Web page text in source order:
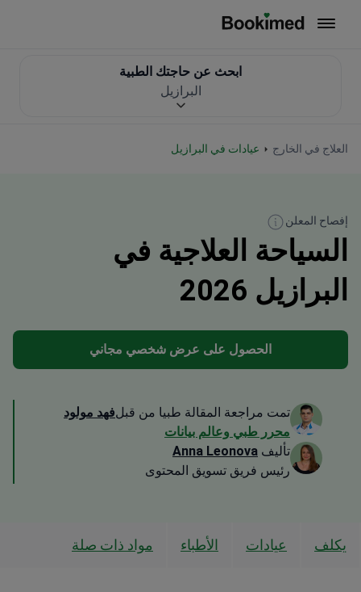
العلاج في الخارج عيادات في البرازيل
ابحث عن حاجتك الطبية
البرازيل
إفصاح المعلن
السياحة العلاجية في
البرازيل 2026
الحصول على عرض شخصي مجاني
تمت مراجعة المقالة طبيا من قبلفهد مولود
محرر طبي وعالم بيانات
تأليف Anna Leonova
رئيس فريق تسويق المحتوى
يكلف عيادات الأطباء مواد ذات صلة